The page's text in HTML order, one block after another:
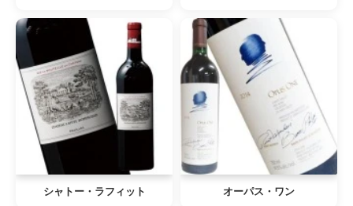
シャトー・ラフィット オーパス・ワン